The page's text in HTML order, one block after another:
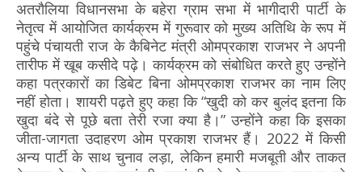
अतरौलिया विधानसभा के बहेरा ग्राम सभा में भागीदारी पार्टी के
नेतृत्व में आयोजित कार्यक्रम में गुरूवार को मुख्य अतिथि के रूप में
पहुंचे पंचायती राज के कैबिनेट मंत्री ओमप्रकाश राजभर ने अपनी
तारीफ में खूब कसीदे पढ़े। कार्यक्रम को संबोधित करते हुए उन्होंने
कहा पत्रकारों का डिबेट बिना ओमप्रकाश राजभर का नाम लिए
नहीं होता। शायरी पढ़ते हुए कहा कि “खुदी को कर बुलंद इतना कि
खुदा बंदे से पूछे बता तेरी रजा क्या है।” उन्होंने कहा कि इसका
जीता-जागता उदाहरण ओम प्रकाश राजभर हैं। 2022 में किसी
अन्य पार्टी के साथ चुनाव लड़ा, लेकिन हमारी मजबूती और ताकत